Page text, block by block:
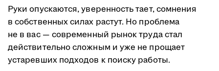
Руки опускаются, уверенность тает, сомнения
в собственных силах растут. Но проблема
не в вас — современный рынок труда стал
действительно сложным и уже не прощает
устаревших подходов к поиску работы.